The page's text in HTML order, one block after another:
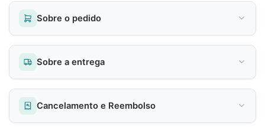
Sobre o pedido
Sobre a entrega
Cancelamento e Reembolso